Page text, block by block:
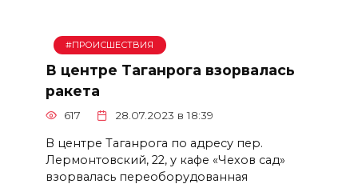
#ПРОИСШЕСТВИЯ
В центре Таганрога взорвалась
ракета
617 28.07.2023 в 18:39
В центре Таганрога по адресу пер.
Лермонтовский, 22, у кафе «Чехов сад»
взорвалась переоборудованная